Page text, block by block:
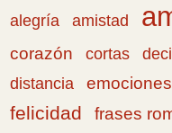
alegría amistad
corazón
cortas
distancia emociones
felicidad frases